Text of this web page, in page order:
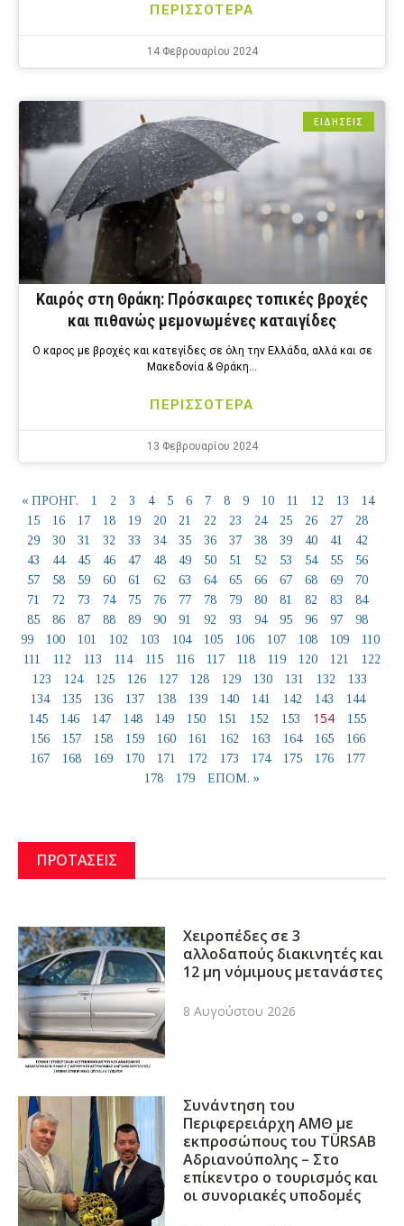
ΠΕΡΙΣΣΟΤΕΡΑ
14 Φεβρουαρίου 2024
ΕΙΔΗΣΕΙΣ
Καιρός στη Θράκη: Πρόσκαιρες τοπικές βροχές
και πιθανώς μεμονωμένες καταιγίδες
Ο καρος με βροχές και κατεγίδες σε όλη την Ελλάδα, αλλά και σε
Μακεδονία & Θράκη…
ΠΕΡΙΣΣΟΤΕΡΑ
13 Φεβρουαρίου 2024
« ΠΡΟΗΓ. 1 2 3 4 5 6 7 8 9 10 11 12 13
14
15
16 17 18 19 20 21 22 23 24 25 26 27
28
29
30 31 32 33 34 35 36 37 38 39 40 41
42
43
44 45 46 47 48 49 50 51 52 53 54 55
56
57
58 59 60 61 62 63 64 65 66 67 68 69
70
71
72 73 74 75 76 77 78 79 80 81 82 83
84
85
86 87 88 89 90 91 92 93 94 95 96 97
98
99
100 101 102 103 104 105 106 107 108 109
110
111
112 113 114 115 116 117 118 119 120 121
122
123
124 125 126 127 128 129 130 131 132
133
134
135 136 137 138 139 140 141 142 143
144
145
146 147 148 149 150 151 152 153 154
155
156
157 158 159 160 161 162 163 164 165
166
167
168 169 170 171 172 173 174 175 176
177
178
179 ΕΠΟΜ. »
ΠΡΟΤΑΣΕΙΣ
Χειροπέδες σε 3
αλλοδαπούς διακινητές και
12 μη νόμιμους μετανάστες
8 Αυγούστου 2026
Συνάντηση του
Περιφερειάρχη ΑΜΘ με
εκπροσώπους του TÜRSAB
Αδριανούπολης – Στο
επίκεντρο ο τουρισμός και
οι συνοριακές υποδομές